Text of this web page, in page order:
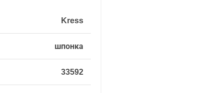
Kress
шпонка
33592